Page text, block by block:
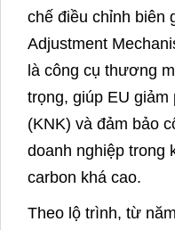
chế điều chỉnh biên
Adjustment
là công cụ thương
trọng, giúp EU
(KNK) và đảm bảo
doanh nghiệp trong
carbon khá cao.
Theo lộ trình, từ